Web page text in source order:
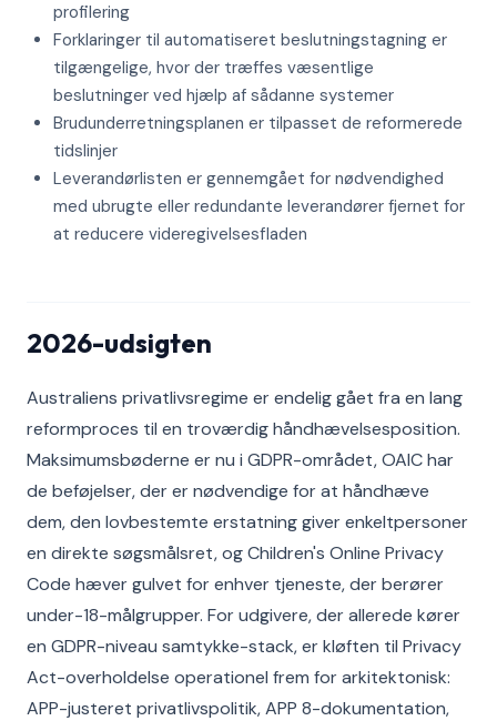
profilering
Forklaringer til automatiseret beslutningstagning er
tilgængelige, hvor der træffes væsentlige
beslutninger ved hjælp af sådanne systemer
Brudunderretningsplanen er tilpasset de reformerede
tidslinjer
Leverandørlisten er gennemgået for nødvendighed
med ubrugte eller redundante leverandører fjernet for
at reducere videregivelsesfladen
2026-udsigten
Australiens privatlivsregime er endelig gået fra en lang
reformproces til en troværdig håndhævelsesposition.
Maksimumsbøderne er nu i GDPR-området, OAIC har
de beføjelser, der er nødvendige for at håndhæve
dem, den lovbestemte erstatning giver enkeltpersoner
en direkte søgsmålsret, og Children's Online Privacy
Code hæver gulvet for enhver tjeneste, der berører
under-18-målgrupper. For udgivere, der allerede kører
en GDPR-niveau samtykke-stack, er kløften til Privacy
Act-overholdelse operationel frem for arkitektonisk:
APP-justeret privatlivspolitik, APP 8-dokumentation,